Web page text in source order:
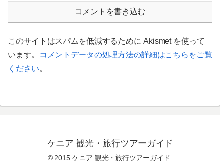
コメントを書き込む
このサイトはスパムを低減するために Akismet を使って
います。
コメントデータの処理方法の詳細はこちらをご覧
ください。
ケニア 観光・旅行ツアーガイド
© 2015 ケニア 観光・旅行ツアーガイド.